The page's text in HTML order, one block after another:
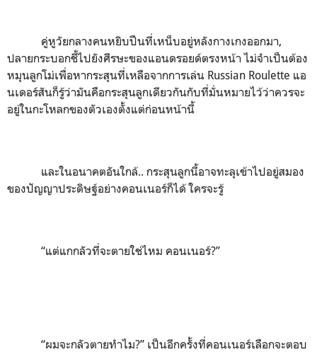
คู่หูวัยกลางคนหยิบปืนที่เหน็บอยู่หลังกางเกงออกมา,
ปลายกระบอกชี้ไปยังศีรษะของแอนดรอยด์ตรงหน้า ไม่จำเป็นต้อง
หมุนลูกโม่เพื่อหากระสุนที่เหลือจากการเล่น Russian Roulette แอ
นเดอร์สันก็รู้ว่ามันคือกระสุนลูกเดียวกันกับที่มั่นหมายไว้ว่าควรจะ
อยู่ในกะโหลกของตัวเองตั้งแต่ก่อนหน้านี้
และในอนาคตอันใกล้.. กระสุนลูกนี้อาจทะลุเข้าไปอยู่สมอง
ของปัญญาประดิษฐ์อย่างคอนเนอร์ก็ได้ ใครจะรู้
“แต่แกกลัวที่จะตายใช่ไหม คอนเนอร์?”
“ผมจะกลัวตายทำไม?” เป็นอีกครั้งที่คอนเนอร์เลือกจะตอบ